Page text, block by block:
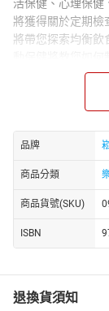
活保健、心理保健
將獲得關於定期檢
將帶您探索均衡飲
活保健將探討睡
則提供應對壓力
您將得到關於性
《40以後：從日
了實際應用和可
式，提高生活質
議，幫助您邁向
品牌
商品分類
商品貨號(SKU)
ISBN
退換貨須知